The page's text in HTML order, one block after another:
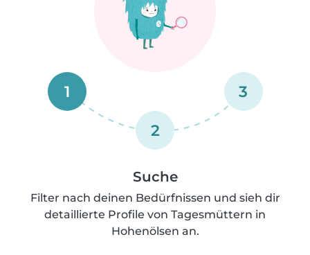
1
2
3
Suche
Filter nach deinen Bedürfnissen und sieh dir
detaillierte Profile von Tagesmüttern in
Hohenölsen an.